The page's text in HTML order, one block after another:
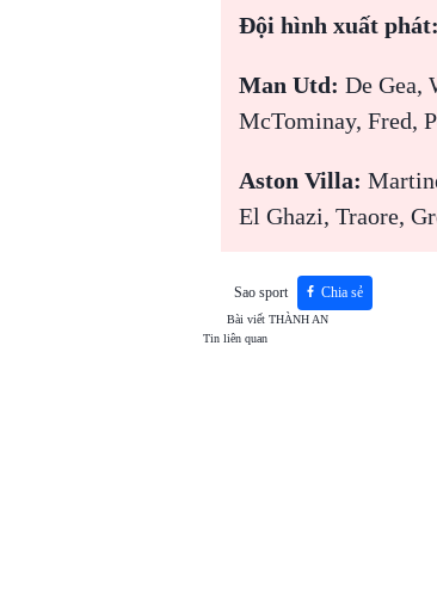
Đội hình xuất phát:
Man Utd:De Gea,
McTominay, Fred,
Aston Villa:
El Ghazi, Traore,
Sao sport Chia sẻ
Bài viết THÀNH AN
Tin liên quan